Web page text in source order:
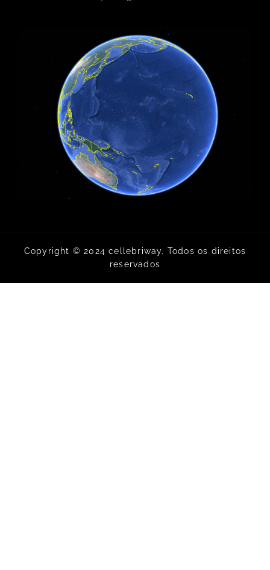
Copyright © 2024 cellebriway. Todos os direitos
reservados